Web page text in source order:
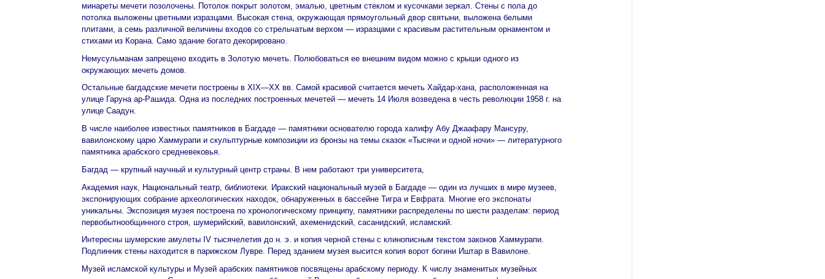
минареты мечети позолочены. Потолок покрыт золотом, эмалью, цветным стеклом и кусочками зеркал. Стены с пола до
потолка выложены цветными изразцами. Высокая стена, окружающая прямоугольный двор святыни, выложена белыми
плитами, а семь различной величины входов со стрельчатым верхом — изразцами с красивым растительным орнаментом и
стихами из Корана. Само здание богато декорировано.
Немусульманам запрещено входить в Золотую мечеть. Полюбоваться ее внешним видом можно с крыши одного из
окружающих мечеть домов.
Остальные багдадские мечети построены в XIX—XX вв. Самой красивой считается мечеть Хайдар-хана, расположенная на
улице Гаруна ар-Рашида. Одна из последних построенных мечетей — мечеть 14 Июля возведена в честь революции 1958 г. на
улице Саадун.
В числе наиболее известных памятников в Багдаде — памятники основателю города халифу Абу Джаафару Мансуру,
вавилонскому царю Хаммурапи и скульптурные композиции из бронзы на темы сказок «Тысячи и одной ночи» — литературного
памятника арабского средневековья.
Багдад — крупный научный и культурный центр страны. В нем работают три университета,
Академия наук, Национальный театр, библиотеки. Иракский национальный музей в Багдаде — один из лучших в мире музеев,
экспонирующих собрание археологических находок, обнаруженных в бассейне Тигра и Евфрата. Многие его экспонаты
уникальны. Экспозиция музея построена по хронологическому принципу, памятники распределены по шести разделам: период
первобытнообщинного строя, шумерийский, вавилонский, ахеменидский, сасанидский, исламский.
Интересны шумерские амулеты IV тысячелетия до н. э. и копия черной стены с клинописным текстом законов Хаммурапи.
Подлинник стены находится в парижском Лувре. Перед зданием музея высится копия ворот богини Иштар в Вавилоне.
Музей исламской культуры и Музей арабских памятников посвящены арабскому периоду. К числу знаменитых музейных